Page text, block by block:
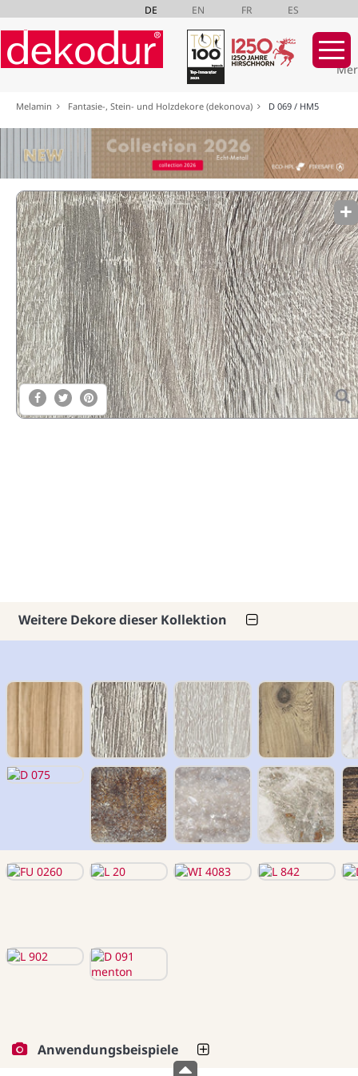
DE EN FR ES
Navigation
überspringen
Melamin Fantasie-, Stein- und Holzdekore (dekonova) D 069 / HM5
Weitere Dekore dieser Kollektion
Anwendungsbeispiele